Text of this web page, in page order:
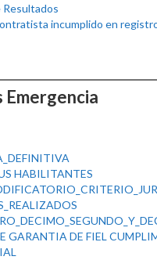
Resultados
incumplido en
Emergencia
HABILITANTES
GARANTIA DE FIEL